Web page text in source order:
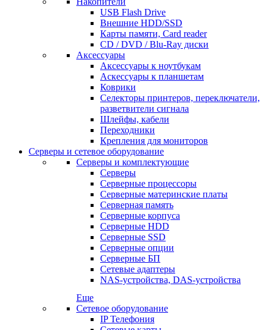
USB Flash Drive
Внешние HDD/SSD
Карты памяти, Card reader
CD / DVD / Blu-Ray диски
Аксессуары
Аксессуары к ноутбукам
Аскессуары к планшетам
Коврики
Селекторы принтеров, переключатели,
разветвители сигнала
Шлейфы, кабели
Переходники
Крепления для мониторов
Серверы и сетевое оборудование
Серверы и комплектующие
Серверы
Серверные процессоры
Серверные материнские платы
Серверная память
Серверные корпуса
Серверные HDD
Серверные SSD
Серверные опции
Серверные БП
Сетевые адаптеры
NAS-устройства, DAS-устройства
Еще
Сетевое оборудование
IP Телефония